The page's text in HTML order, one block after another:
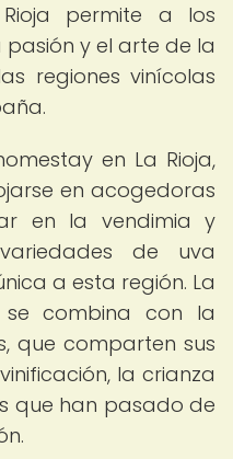
permite a los
pasión y el arte de la
regiones vinícolas
en La Rioja,
en acogedoras
en la vendimia y
de uva
a esta región. La
se combina con la
que comparten sus
la crianza
que han pasado de